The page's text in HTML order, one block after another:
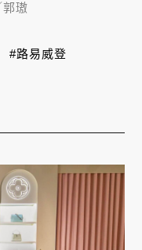
郭璈
#路易威登